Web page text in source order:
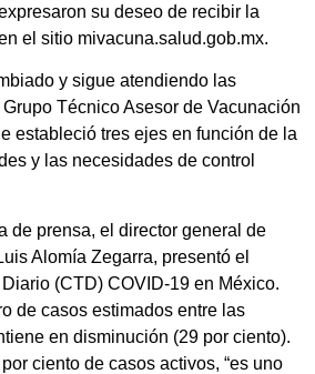
su deseo de recibir la
el sitio mivacuna.salud.gob.mx.
y sigue atendiendo las
Técnico Asesor de Vacunación
estableció tres ejes en función de la
y las necesidades de control
de prensa, el director general de
Alomía Zegarra, presentó el
(CTD) COVID-19 en México.
de casos estimados entre las
en disminución (29 por ciento).
ciento de casos activos, “es uno